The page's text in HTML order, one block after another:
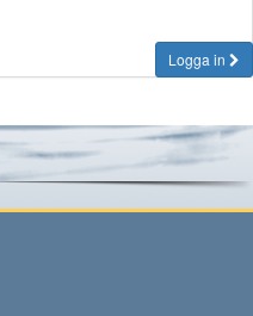
Logga in